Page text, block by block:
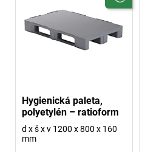
Hygienická paleta,
polyetylén – ratioform
d x š x v 1200 x 800 x 160
mm